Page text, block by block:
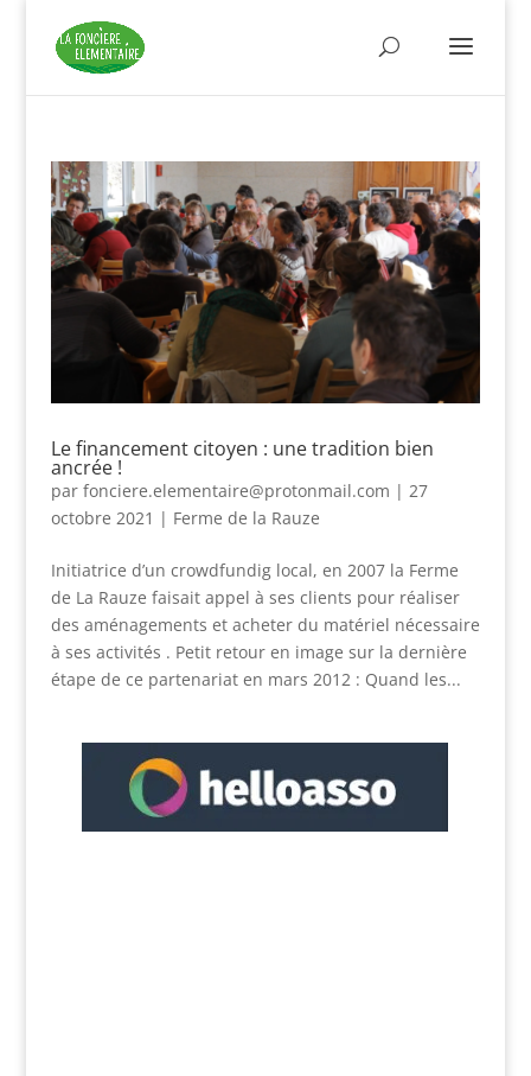
Le financement citoyen : une tradition bien
ancrée !
par fonciere.elementaire@protonmail.com | 27
octobre 2021 | Ferme de la Rauze
Initiatrice d’un crowdfundig local, en 2007 la Ferme
de La Rauze faisait appel à ses clients pour réaliser
des aménagements et acheter du matériel nécessaire
à ses activités . Petit retour en image sur la dernière
étape de ce partenariat en mars 2012 : Quand les...